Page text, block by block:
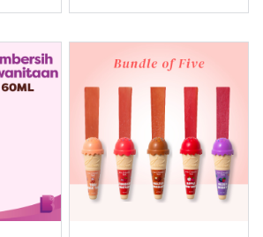
Balance dan Aroma
Bubbelgum Vanilla &